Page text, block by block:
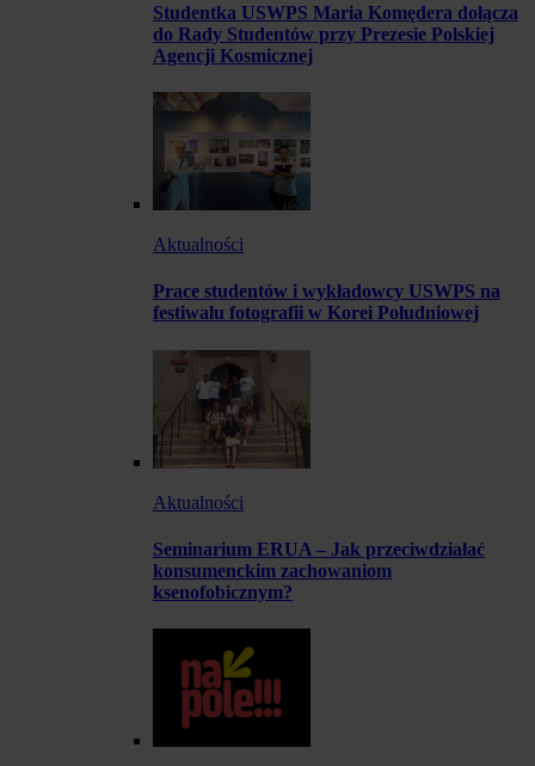
Studentka USWPS Maria Komędera dołącza
do Rady Studentów przy Prezesie Polskiej
Agencji Kosmicznej
Aktualności
Prace studentów i wykładowcy USWPS na
festiwalu fotografii w Korei Południowej
Aktualności
Seminarium ERUA – Jak przeciwdziałać
konsumenckim zachowaniom
ksenofobicznym?